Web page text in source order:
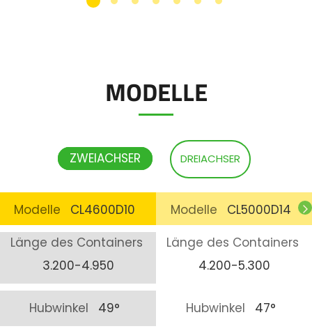
MODELLE
ZWEIACHSER DREIACHSER
Modelle CL4600D10 Modelle
CL5000D14
Länge des Containers
3.200-4.950
Länge des Containers
4.200-5.300
Hubwinkel 49° Hubwinkel 47°